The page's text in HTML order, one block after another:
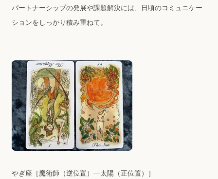
パートナーシップの発展や課題解決には、日頃のコミュニケー
ションをしっかり積み重ねて。
やぎ座 ［魔術師（逆位置）―太陽（正位置）］